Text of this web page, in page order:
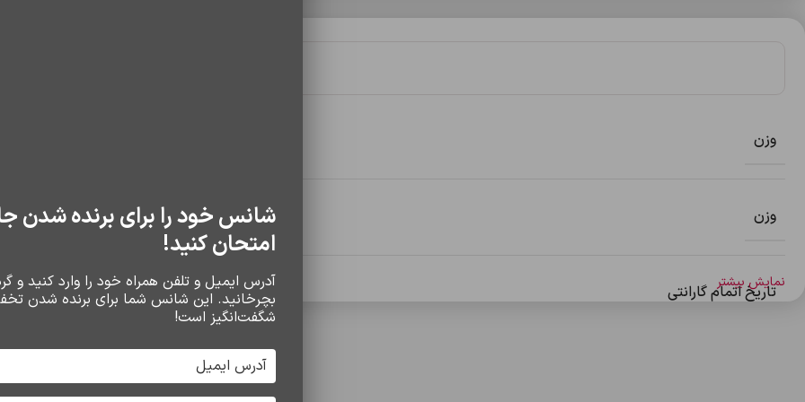
وزن
وزن 20 رابط
تاریخ اتمام گارانتی 1405/12 مشخصات کلی نمایش بیشتر
سایر محصولات
شانس خود را برای برنده شدن
امتحان کنید!
آدرس ایمیل و تلفن همراه خود را وارد کنید و
بچرخانید. این شانس شما برای برنده شدن
شگفت‌انگیز است!